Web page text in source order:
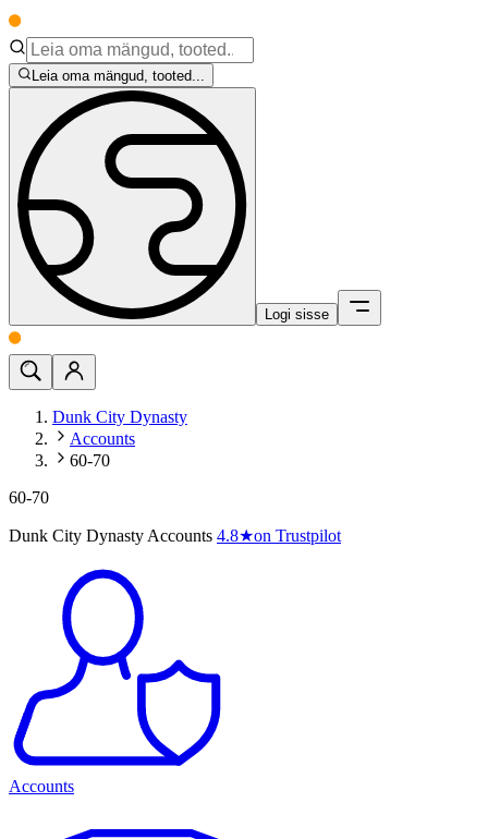
Leia oma mängud, tooted...
Logi sisse
Dunk City Dynasty
Accounts
60-70
60-70
Dunk City Dynasty Accounts 4.8★on Trustpilot
Accounts